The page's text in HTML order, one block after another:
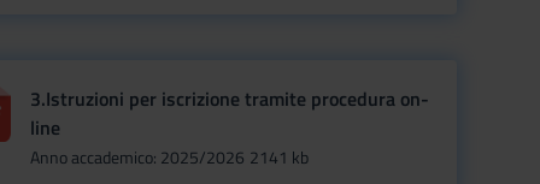
3.Istruzioni per iscrizione tramite procedura on-
line
Anno accademico: 2025/2026 2141 kb